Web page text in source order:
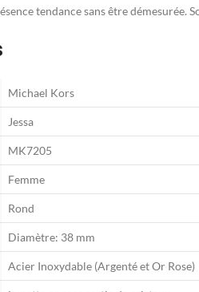
tendance sans être
Michael Kors
Jessa
MK7205
Femme
Rond
Diamètre: 38 mm
Acier Inoxydable (Argenté et Or Rose)